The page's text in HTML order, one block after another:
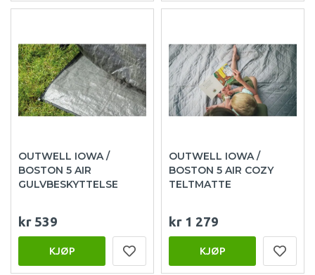
OUTWELL IOWA /
BOSTON 5 AIR
GULVBESKYTTELSE
kr 539
KJØP
OUTWELL IOWA /
BOSTON 5 AIR COZY
TELTMATTE
kr 1 279
KJØP